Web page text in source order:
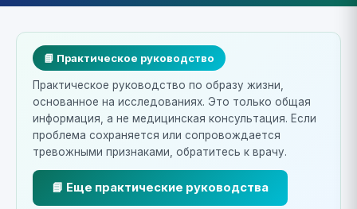
📘 Практическое руководство
Практическое руководство по образу жизни,
основанное на исследованиях. Это только общая
информация, а не медицинская консультация. Если
проблема сохраняется или сопровождается
тревожными признаками, обратитесь к врачу.
📘 Еще практические руководства